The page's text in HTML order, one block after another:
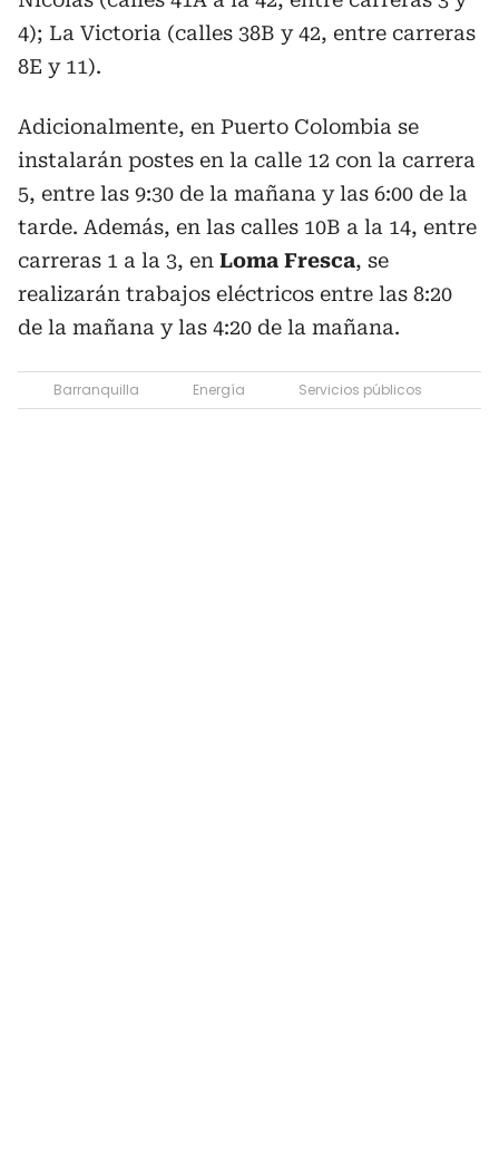
4); La Victoria (calles 38B y 42, entre carreras
8E y 11).
Adicionalmente, en Puerto Colombia se
instalarán postes en la calle 12 con la carrera
5, entre las 9:30 de la mañana y las 6:00 de la
tarde. Además, en las calles 10B a la 14, entre
carreras 1 a la 3, en Loma Fresca, se
realizarán trabajos eléctricos entre las 8:20
de la mañana y las 4:20 de la mañana.
Barranquilla Energía Servicios públicos